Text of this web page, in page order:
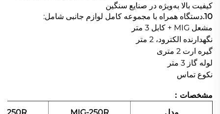
کیفیت بالا به‌ویژه در صنایع سنگین
10.دستگاه همراه با مجموعه کامل لوازم جانبی شامل:
مشعل MIG + کابل 3 متر
نگهدارنده الکترود، 2 متر
گیره ارت 2 متری
لوله گاز 3 متر
نکوع تماس
مشخصات：
مدل
MIG-250R
250R